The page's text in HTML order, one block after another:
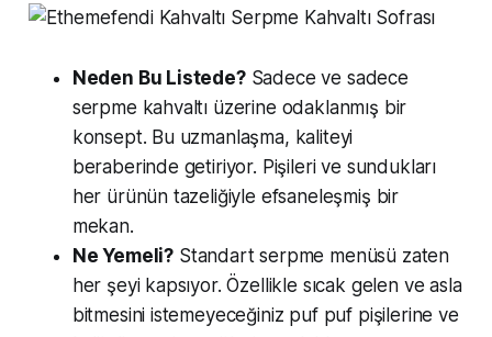
Neden Bu Listede?Sadece ve sadece
serpme kahvaltı üzerine odaklanmış bir
konsept. Bu uzmanlaşma, kaliteyi
beraberinde getiriyor. Pişileri ve sundukları
her ürünün tazeliğiyle efsaneleşmiş bir
mekan.
Ne Yemeli? Standart serpme menüsü zaten
her şeyi kapsıyor. Özellikle sıcak gelen ve asla
bitmesini istemeyeceğiniz puf puf pişilerine ve